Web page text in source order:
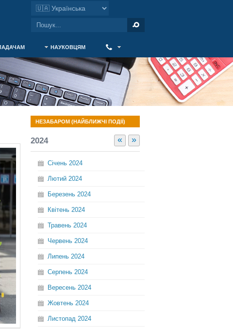
НАУКОВЦЯМ
НЕЗАБАРОМ (НАЙБЛИЖЧІ ПОДІЇ)
« »
2024
Січень 2024
Лютий 2024
Березень 2024
Квітень 2024
Травень 2024
Червень 2024
Липень 2024
Серпень 2024
Вересень 2024
Жовтень 2024
Листопад 2024